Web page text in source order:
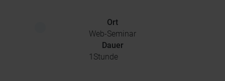
Ort
Web-Seminar
Dauer
1 Stunde